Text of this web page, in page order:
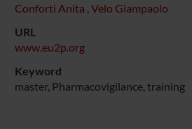
Conforti Anita , Velo Giampaolo
URL
www.eu2p.org
Keyword
master, Pharmacovigilance, training